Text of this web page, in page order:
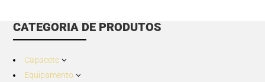
CATEGORIA DE PRODUTOS
Capacete 3
Equipamento 3